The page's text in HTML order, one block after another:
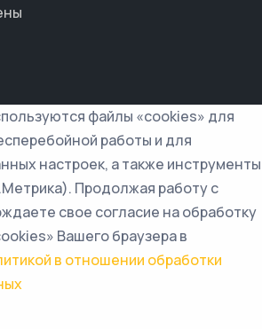
файлы «cookies» для
работы и для
настроек, а также инструменты
Продолжая работу с
свое согласие на обработку
Вашего браузера в
в отношении обработки